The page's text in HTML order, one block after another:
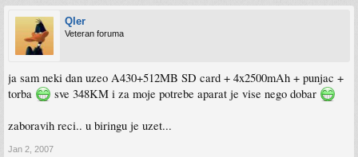
Qler
Veteran foruma
ja sam neki dan uzeo A430+512MB SD card + 4x2500mAh + punjac +
torba
sve 348KM i za moje potrebe aparat je vise nego dobar
zaboravih reci.. u biringu je uzet...
Jan 2, 2007